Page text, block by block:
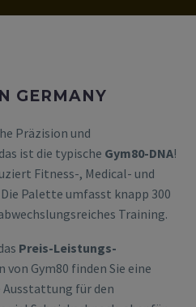
GERMANY
Präzision und
ist die typische Gym80-DNA!
Fitness-, Medical- und
Palette umfasst knapp 300
Training.
Preis-Leistungs-
von Gym80 finden Sie eine
für den